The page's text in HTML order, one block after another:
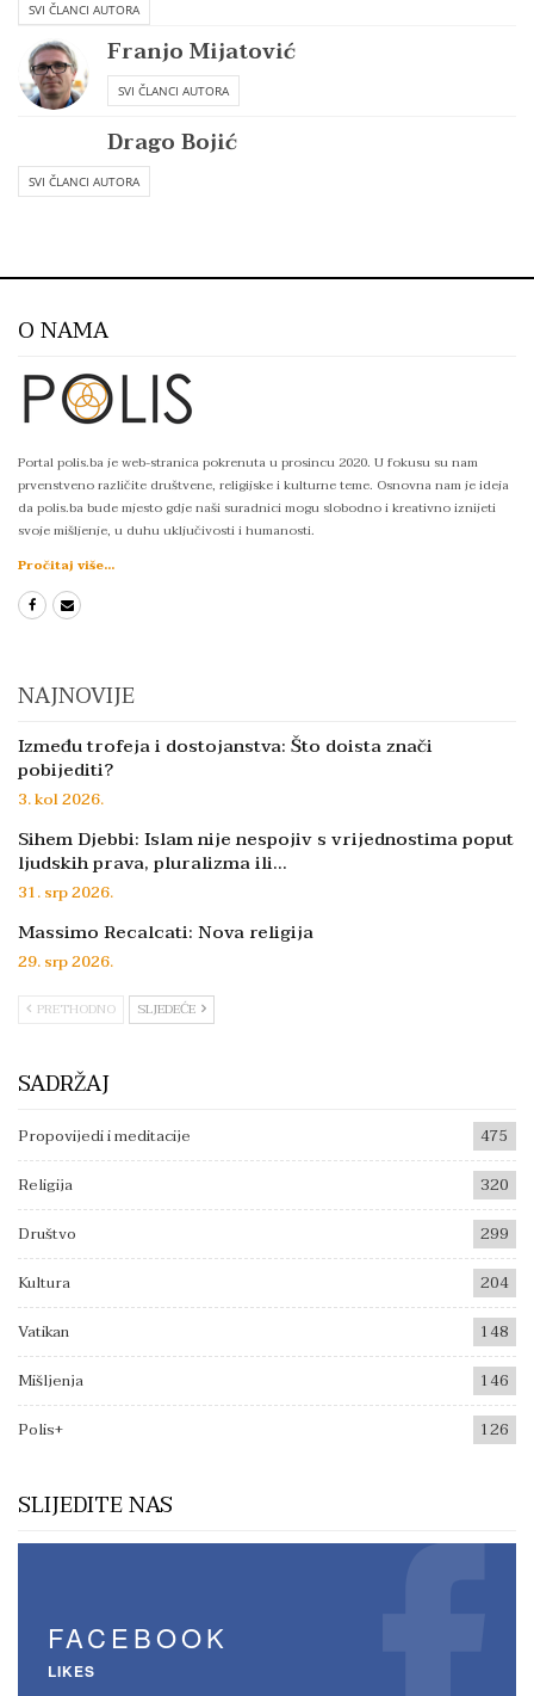
SVI ČLANCI AUTORA
Franjo Mijatović
SVI ČLANCI AUTORA
Drago Bojić
SVI ČLANCI AUTORA
O NAMA
Portal polis.ba je web-stranica pokrenuta u prosincu 2020. U fokusu su nam
prvenstveno različite društvene, religijske i kulturne teme. Osnovna nam je ideja
da polis.ba bude mjesto gdje naši suradnici mogu slobodno i kreativno iznijeti
svoje mišljenje, u duhu uključivosti i humanosti.
Pročitaj više...
NAJNOVIJE
Između trofeja i dostojanstva: Što doista znači
pobijediti?
3. kol 2026.
Sihem Djebbi: Islam nije nespojiv s vrijednostima poput
ljudskih prava, pluralizma ili…
31. srp 2026.
Massimo Recalcati: Nova religija
29. srp 2026.
PRETHODNO SLJEDEĆE
SADRŽAJ
Propovijedi i meditacije
475
Religija
320
Društvo
299
Kultura
204
Vatikan
148
Mišljenja
146
Polis+
126
SLIJEDITE NAS
FACEBOOK
LIKES